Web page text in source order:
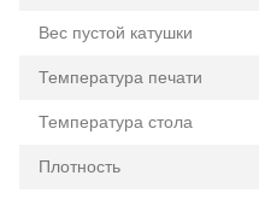
Вес пустой катушки
Температура печати
Температура стола
Плотность